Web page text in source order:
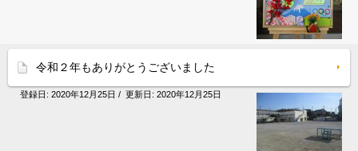
令和２年もありがとうございました
登録日: 2020年12月25日 / 更新日: 2020年12月25日